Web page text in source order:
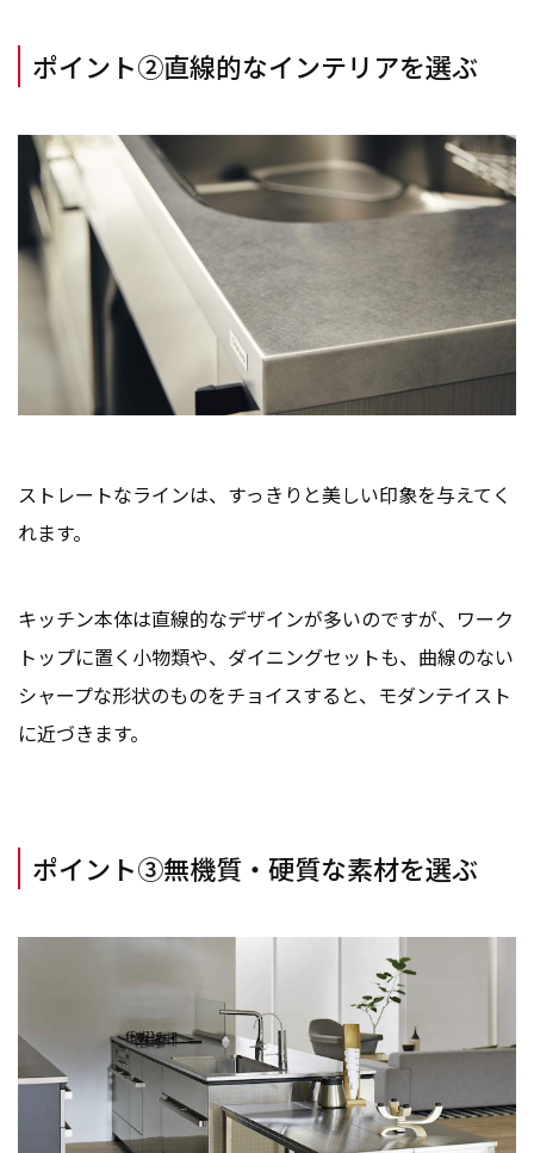
ポイント②直線的なインテリアを選ぶ
ストレートなラインは、すっきりと美しい印象を与えてく
れます。
キッチン本体は直線的なデザインが多いのですが、ワーク
トップに置く小物類や、ダイニングセットも、曲線のない
シャープな形状のものをチョイスすると、モダンテイスト
に近づきます。
ポイント③無機質・硬質な素材を選ぶ